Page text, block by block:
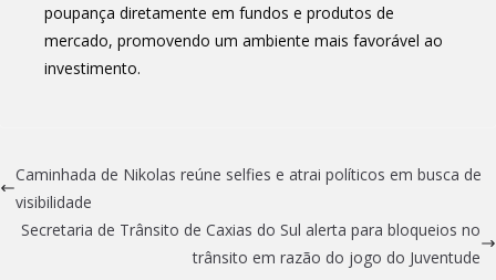
poupança diretamente em fundos e produtos de
mercado, promovendo um ambiente mais favorável ao
investimento.
Caminhada de Nikolas reúne selfies e atrai políticos em busca de
visibilidade
Secretaria de Trânsito de Caxias do Sul alerta para bloqueios no
trânsito em razão do jogo do Juventude